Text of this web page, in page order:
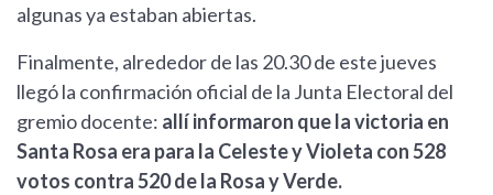
algunas ya estaban abiertas.
Finalmente, alrededor de las 20.30 de este jueves
llegó la confirmación oficial de la Junta Electoral del
gremio docente: allí informaron que la victoria en
Santa Rosa era para la Celeste y Violeta con 528
votos contra 520 de la Rosa y Verde.